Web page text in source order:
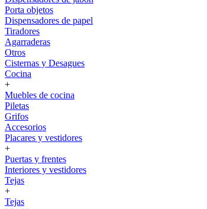
Porta objetos
Dispensadores de papel
Tiradores
Agarraderas
Otros
Cisternas y Desagues
Cocina
+
Muebles de cocina
Piletas
Grifos
Accesorios
Placares y vestidores
+
Puertas y frentes
Interiores y vestidores
Tejas
+
Tejas